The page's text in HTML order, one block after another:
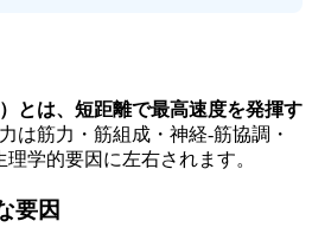
とは、短距離で最高速度を発揮す
は筋力・筋組成・神経-筋協調・
学的要因に左右されます。
要因